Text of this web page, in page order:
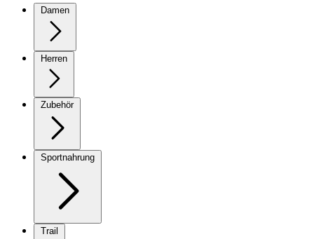
Damen
Herren
Zubehör
Sportnahrung
Trail